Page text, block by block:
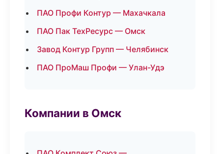
ПАО Профи Контур — Махачкала
ПАО Пак ТехРесурс — Омск
Завод Контур Групп — Челябинск
ПАО ПроМаш Профи — Улан-Удэ
Компании в Омск